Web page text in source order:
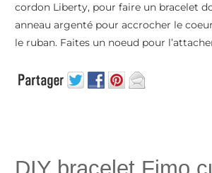
cordon Liberty, pour faire un bracelet
anneau argenté pour accrocher le
le ruban. Faites un noeud pour
DIY bracelet Fimo